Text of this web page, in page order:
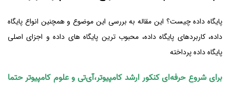
پایگاه داده چیست؟ این مقاله به بررسی این موضوع و همچنین انواع پایگاه
داده، کاربردهای پایگاه داده، محبوب ترین پایگاه های داده و اجزای اصلی
پایگاه داده پرداخته
برای شروع حرفه‌ای کنکور ارشد کامپیوتر،آی‌تی و علوم کامپیوتر حتما